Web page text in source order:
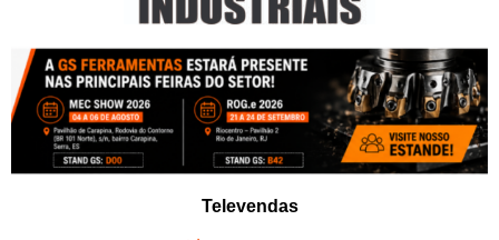
Televendas